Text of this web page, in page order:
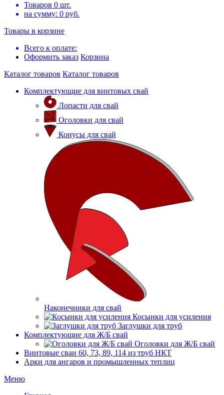
Товаров 0 шт.
на сумму: 0 руб.
Товары в корзине
Всего к оплате:
Оформить заказ Корзина
Каталог товаров Каталог товаров
Комплектующие для винтовых свай
Лопасти для свай
Оголовки для свай
Конусы для свай
Наконечники для свай
Косынки для усиления
Заглушки для труб
Комплектующие для Ж/Б свай
Оголовки для Ж/Б свай
Винтовые сваи 60, 73, 89, 114 из труб НКТ
Арки для ангаров и промышленных теплиц
Меню